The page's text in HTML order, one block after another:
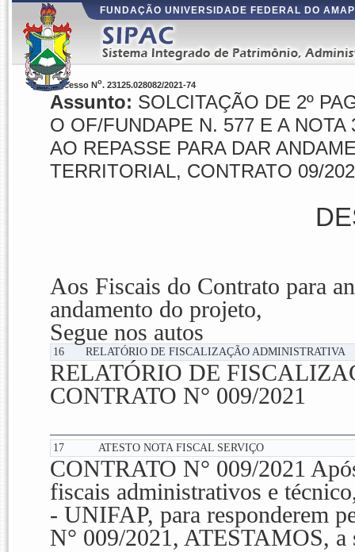
FUNDAÇÃO UNIVERSIDADE FEDERAL DO
Processo No. 23125.028082/2021-74
Assunto: SOLCITAÇÃO DE 2º
O OF/FUNDAPE N. 577 E A NOTA
AO REPASSE PARA DAR
TERRITORIAL, CONTRATO 09/
Aos Fiscais do Contrato para
andamento do projeto,
Segue nos autos
16 RELATÓRIO DE FISCALIZAÇÃO ADMINISTRATIVA
RELATÓRIO DE
CONTRATO N° 009/2021
17 ATESTO NOTA FISCAL SERVIÇO
CONTRATO N° 009/2021
fiscais administrativos e
- UNIFAP, para responderem
N° 009/2021, ATESTAMOS, a